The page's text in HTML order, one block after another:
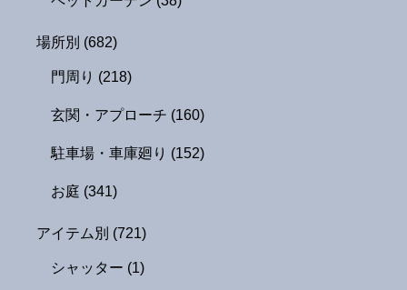
場所別 (682)
門周り (218)
玄関・アプローチ (160)
駐車場・車庫廻り (152)
お庭 (341)
アイテム別 (721)
シャッター (1)